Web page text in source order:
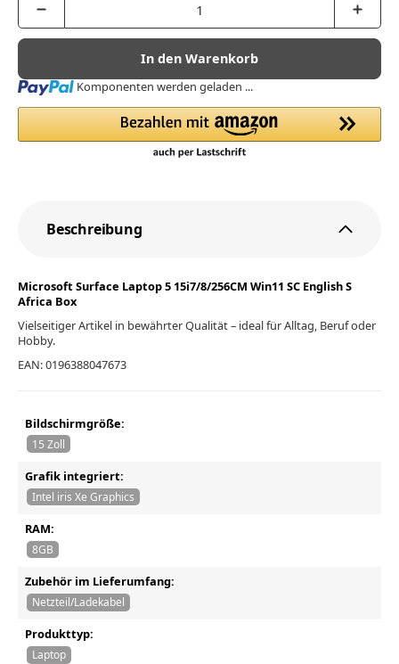
In den Warenkorb
Loading... Komponenten werden geladen ...
Beschreibung
Microsoft Surface Laptop 5 15i7/8/256CM Win11 SC English S
Africa Box
Vielseitiger Artikel in bewährter Qualität – ideal für Alltag, Beruf oder
Hobby.
EAN: 0196388047673
Bildschirmgröße:
15 Zoll
Grafik integriert:
Intel iris Xe Graphics
RAM:
8GB
Zubehör im Lieferumfang:
Netzteil/Ladekabel
Produkttyp:
Laptop